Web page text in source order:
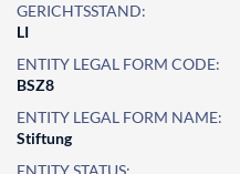
GERICHTSSTAND:
LI
ENTITY LEGAL FORM CODE:
BSZ8
ENTITY LEGAL FORM NAME:
Stiftung
ENTITY STATUS: